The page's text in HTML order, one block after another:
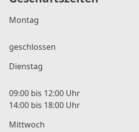
Montag
geschlossen
Dienstag
09:00 bis 12:00 Uhr
14:00 bis 18:00 Uhr
Mittwoch